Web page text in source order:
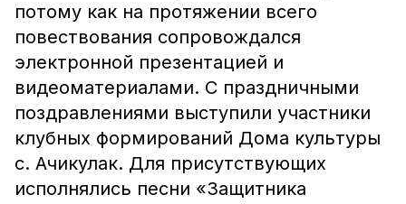
потому как на протяжении всего
повествования сопровождался
электронной презентацией и
видеоматериалами. С праздничными
поздравлениями выступили участники
клубных формирований Дома культуры
с. Ачикулак. Для присутствующих
исполнялись песни «Защитника